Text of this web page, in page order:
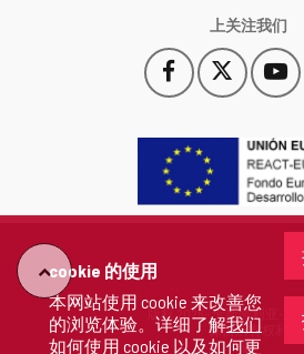
cookie 的使用
本网站使用 cookie 来改善您
的浏览体验。详细了解我们
如何使用 cookie 以及如何更
上关注我们
Facebook
此
链
会
打
开
一
口。
此
链
一
口。
此
链
会
打
开
一
个
窗
口
"回
去"
版权 2026 - 卡斯蒂利亚-莱
保留所有权利